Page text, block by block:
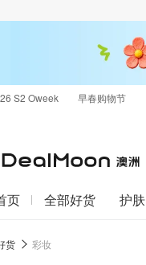
S2 Oweek 早春购物节
页 全部好货 护肤
货 彩妆